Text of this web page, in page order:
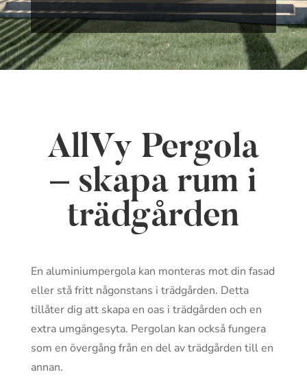
AllVy Pergola
– skapa rum i
trädgården
En aluminiumpergola kan monteras mot din fasad
eller stå fritt någonstans i trädgården. Detta
tillåter dig att skapa en oas i trädgården och en
extra umgängesyta. Pergolan kan också fungera
som en övergång från en del av trädgården till en
annan.